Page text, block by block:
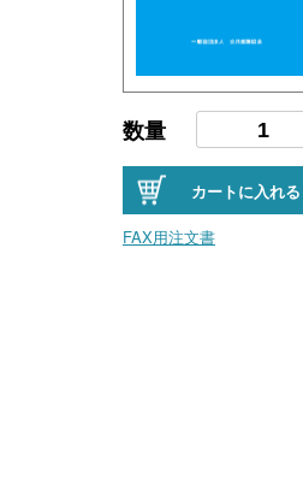
数量
カートに入れる
FAX用注文書